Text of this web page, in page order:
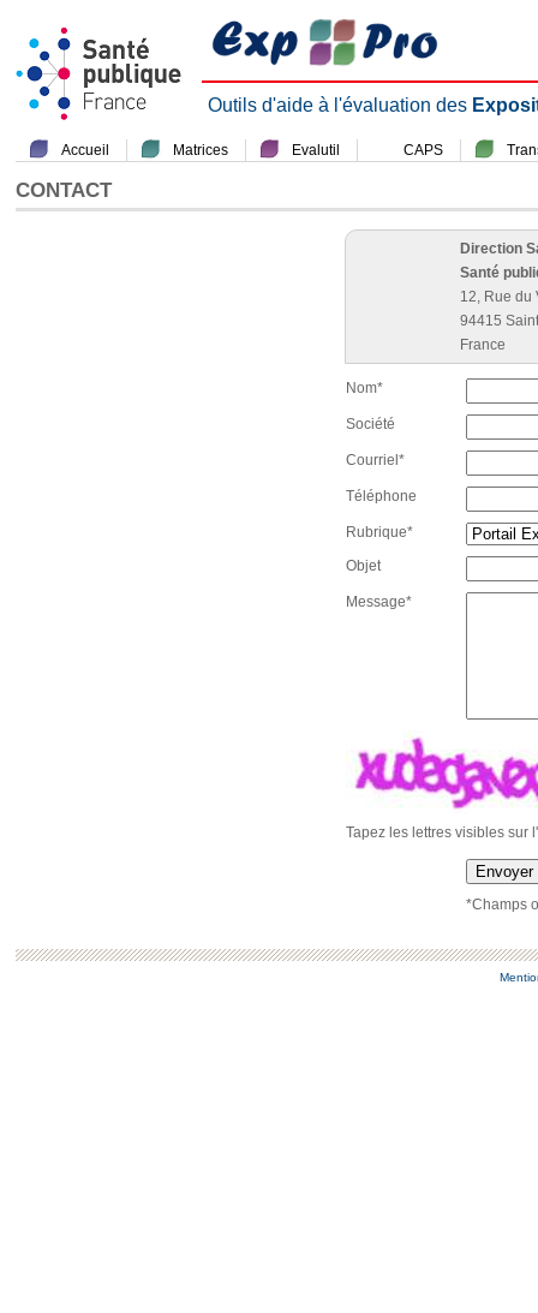
Outils d'aide à l'évaluation des
Accueil Matrices Evalutil CAPS
CONTACT
Direction
Santé
12, Rue du
94415
France
Nom*
Société
Courriel*
Téléphone
Rubrique*
Objet
Message*
Tapez les lettres visibles sur
Envoyer
*Champs